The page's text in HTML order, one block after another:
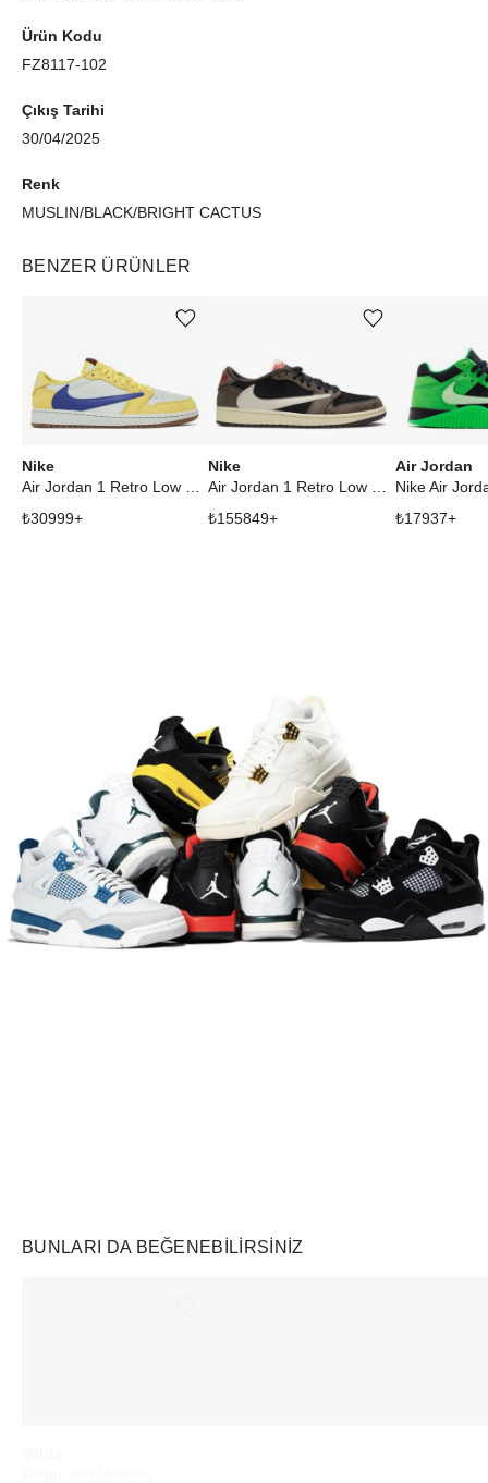
Ürün Kodu
FZ8117-102
Çıkış Tarihi
30/04/2025
Renk
MUSLIN/BLACK/BRIGHT CACTUS
BENZER ÜRÜNLER
Nike
₺30999+
Ürünü istek listesine ekle veya listeden çıkar
Nike
₺155849+
Ürünü istek listesine ekle veya listeden çıkar
Air Jordan
₺17937+
BUNLARI DA BEĞENEBILIRSINIZ